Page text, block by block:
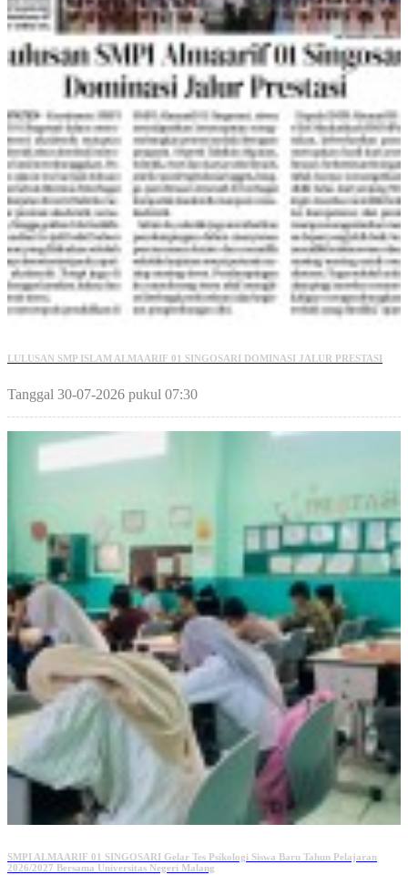
LULUSAN SMP ISLAM ALMAARIF 01 SINGOSARI DOMINASI JALUR PRESTASI
Tanggal 30-07-2026 pukul 07:30
SMPI ALMAARIF 01 SINGOSARI Gelar Tes Psikologi Siswa Baru Tahun Pelajaran
2026/2027 Bersama Universitas Negeri Malang